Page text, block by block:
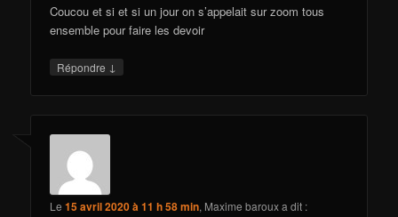
Coucou et si et si un jour on s’appelait sur zoom tous
ensemble pour faire les devoir
Répondre ↓
Le15 avril 2020 à 11 h 58 min, Maxime barouxa dit :